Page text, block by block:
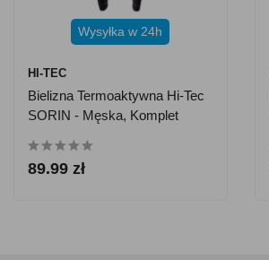
Wysyłka w 24h
HI-TEC
Bielizna Termoaktywna Hi-Tec
SORIN - Męska, Komplet
89.99 zł